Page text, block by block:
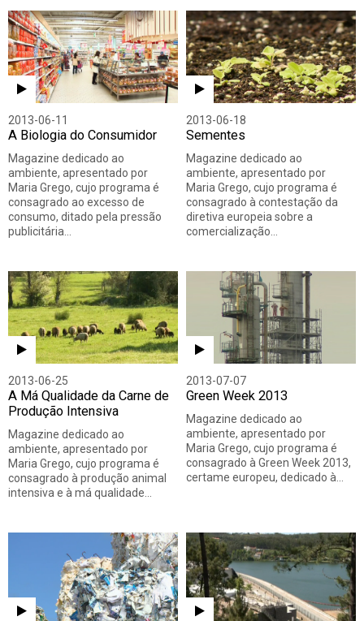
2013-06-11
A Biologia do Consumidor
Magazine dedicado ao
ambiente, apresentado por
Maria Grego, cujo programa é
consagrado ao excesso de
consumo, ditado pela pressão
publicitária…
2013-06-18
Sementes
Magazine dedicado ao
ambiente, apresentado por
Maria Grego, cujo programa é
consagrado à contestação da
diretiva europeia sobre a
comercialização…
2013-06-25
A Má Qualidade da Carne de
Produção Intensiva
Magazine dedicado ao
ambiente, apresentado por
Maria Grego, cujo programa é
consagrado à produção animal
intensiva e à má qualidade…
2013-07-07
Green Week 2013
Magazine dedicado ao
ambiente, apresentado por
Maria Grego, cujo programa é
consagrado à Green Week 2013,
certame europeu, dedicado à…